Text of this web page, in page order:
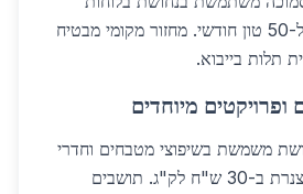
מעגלים, עם דרישה ל-50 טון חודשי. מחזור מקומי מבטיח
תלות בייבוא.
ופרויקטים מיוחדים
משמשת בשיפוצי מטבחים וחדרי
אמבטיה, עם מחירי צנרת ב-30 ש"ח לק"ג. תושבים